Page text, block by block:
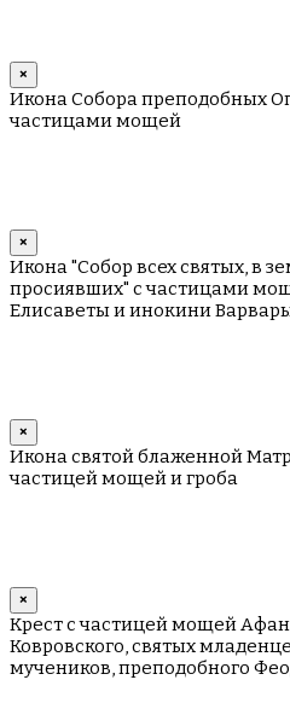
×
Икона Собора преподобных
частицами мощей
×
Икона "Собор всех святых, в
просиявших" с частицами
Елисаветы и инокини
×
Икона святой блаженной
частицей мощей и гроба
×
Крест с частицей мощей
Ковровского, святых
мучеников, преподобного